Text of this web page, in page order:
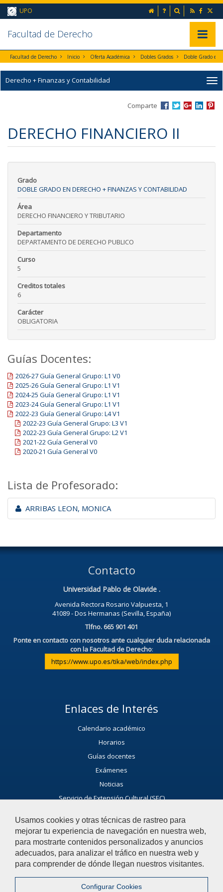
Usamos cookies y otras técnicas de rastreo para
mejorar tu experiencia de navegación en nuestra web,
para mostrarte contenidos personalizados y anuncios
adecuados, para analizar el tráfico en nuestra web y
para comprender de dónde llegan nuestros visitantes.
Configurar Cookies
Ir al contenido principal de la página (alt + s)
Ir a la cabecera de la página (alt + c)
Ir al pie de la página (alt + p)
Ir al menú principal (alt + u)
UPO inicio Preguntas
Buscador
Facultad de Derecho
Facultad de Derecho Inicio Oferta Académica Dobles Grados
Derecho + Finanzas y Contabilidad
Comparte
DERECHO FINANCIERO II
Grado
DOBLE GRADO EN DERECHO + FINANZAS Y CONTABILIDAD
Área
DERECHO FINANCIERO Y TRIBUTARIO
Departamento
DEPARTAMENTO DE DERECHO PUBLICO
Curso
5
Creditos totales
6
Carácter
OBLIGATORIA
Guías Docentes:
2026-27 Guía General Grupo: L1 V0
2025-26 Guía General Grupo: L1 V1
2024-25 Guía General Grupo: L1 V1
2023-24 Guía General Grupo: L1 V1
2022-23 Guía General Grupo: L4 V1
2022-23 Guía General Grupo: L3 V1
2022-23 Guía General Grupo: L2 V1
2021-22 Guía General V0
2020-21 Guía General V0
Lista de Profesorado:
ARRIBAS LEON, MONICA
Contacto
Universidad Pablo de Olavide .
Avenida Rectora Rosario Valpuesta, 1
41089 - Dos Hermanas (Sevilla, España)
Tlfno. 665 901 401
Ponte en contacto con nosotros ante cualquier duda relacionada
con la Facultad de Derecho:
https://www.upo.es/tika/web/index.php
Enlaces de Interés
Calendario académico
Horarios
Guías docentes
Exámenes
Noticias
Servicio de Extensión Cultural (SEC)
Ayúdanos a Mejorar
El acceso al buzón exclusivamente se hará en caso de querer
plantear cuestiones que se puedan calificar como incidencia,
reclamación o sugerencia
Acceso al Buzón IRSF